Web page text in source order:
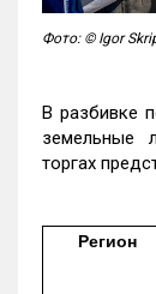
Фото: © Igor
В разбивке
земельные
торгах
Регион